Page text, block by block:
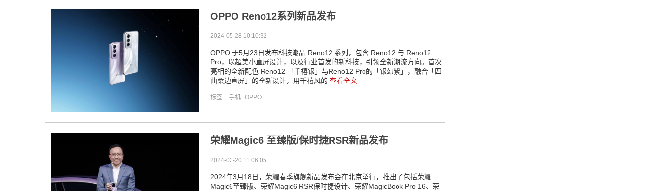
OPPO Reno12系列新品发布
2024-05-28 10:10:32
OPPO 于5月23日发布科技潮品 Reno12 系列，包含 Reno12 与 Reno12
Pro，以超美小直屏设计，以及行业首发的新科技，引领全新潮流方向。首次
亮相的全新配色 Reno12 「千禧银」与Reno12 Pro的「银幻紫」，融合「四
曲柔边直屏」的全新设计，用千禧风的 查看全文
标签: 手机 OPPO
荣耀Magic6 至臻版/保时捷RSR新品发布
2024-03-20 11:06:05
2024年3月18日，荣耀春季旗舰新品发布会在北京举行，推出了包括荣耀
Magic6至臻版、荣耀Magic6 RSR保时捷设计、荣耀MagicBook Pro 16、荣
资料简介